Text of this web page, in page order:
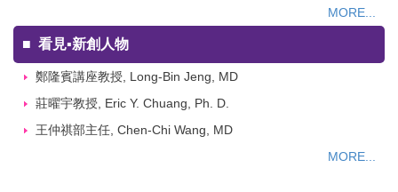
MORE...
■ 看見▪新創人物
鄭隆賓講座教授, Long-Bin Jeng, MD
莊曜宇教授, Eric Y. Chuang, Ph. D.
王仲祺部主任, Chen-Chi Wang, MD
MORE...